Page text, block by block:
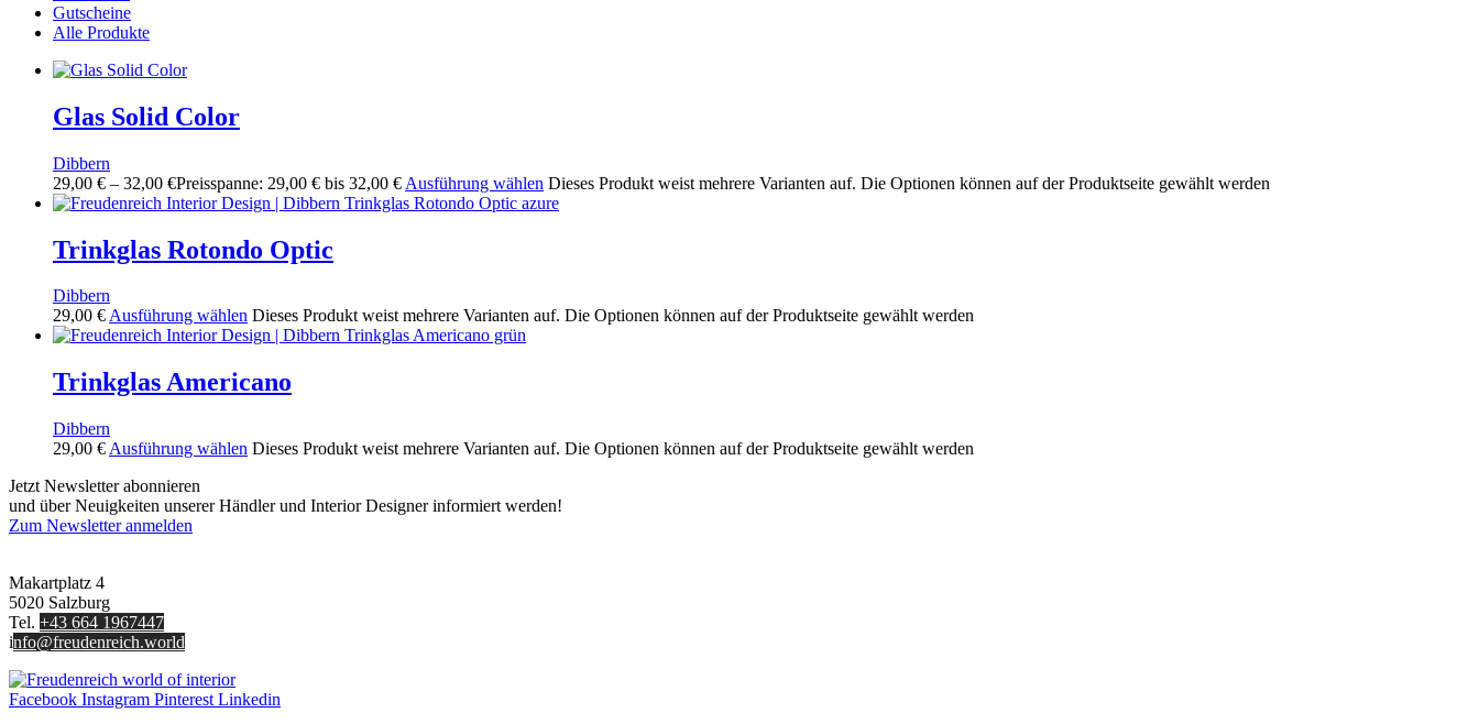
Gutscheine
Alle Produkte
Glas Solid Color
Dibbern
29,00 € – 32,00 €Preisspanne: 29,00 € bis 32,00 € Ausführung wählen Dieses Produkt weist mehrere Varianten auf. Die Optionen können auf der Produktseite gewählt werden
Trinkglas Rotondo Optic
Dibbern
29,00 €Ausführung wählen Dieses Produkt weist mehrere Varianten auf. Die Optionen können auf der Produktseite gewählt werden
Trinkglas Americano
Dibbern
29,00 € Ausführung wählen Dieses Produkt weist mehrere Varianten auf. Die Optionen können auf der Produktseite gewählt werden
Jetzt Newsletter abonnieren
und über Neuigkeiten unserer Händler und Interior Designer informiert werden!
Zum Newsletter anmelden
Makartplatz 4
5020 Salzburg
Tel. +43 664 1967447
info@freudenreich.world
Facebook Instagram Pinterest Linkedin